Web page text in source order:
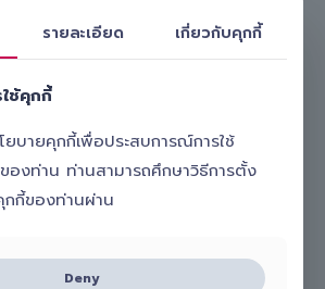
ให้คุณขับรถได้อย่างมั่นใจ แม้บนเส้นทางที่
ถได้มั่นคงยิ่งขึ้นและทนต่อแรงกระแทกได้ดี
มความแข็งแรงและโครงสร้างแบบ
ในขนาดที่รองรับน้ำหนักบรรทุกสูง
รายละเอียด เกี่ยวกับคุกกี้
ช้คุกกี้
บายคุกกี้เพื่อประสบการณ์การใช้
องท่าน ท่านสามารถศึกษาวิธีการตั้ง
กี้ของท่านผ่าน
Deny